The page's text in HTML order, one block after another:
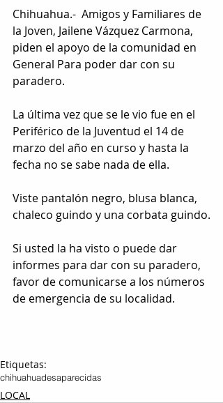
Chihuahua.-  Amigos y Familiares de
la Joven, Jailene Vázquez Carmona,
piden el apoyo de la comunidad en
General Para poder dar con su
paradero.
La última vez que se le vio fue en el
Periférico de la Juventud el 14 de
marzo del año en curso y hasta la
fecha no se sabe nada de ella.
Viste pantalón negro, blusa blanca,
chaleco guindo y una corbata guindo.
Si usted la ha visto o puede dar
informes para dar con su paradero,
favor de comunicarse a los números
de emergencia de su localidad.
Etiquetas:
chihuahuadesaparecidas
LOCAL